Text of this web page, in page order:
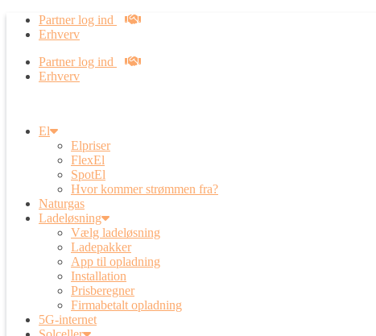
Partner log ind
Erhverv
Partner log ind
Erhverv
El
Elpriser
FlexEl
SpotEl
Hvor kommer strømmen fra?
Naturgas
Ladeløsning
Vælg ladeløsning
Ladepakker
App til opladning
Installation
Prisberegner
Firmabetalt opladning
5G-internet